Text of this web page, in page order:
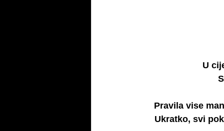
U
Pravila vise
Ukratko, svi